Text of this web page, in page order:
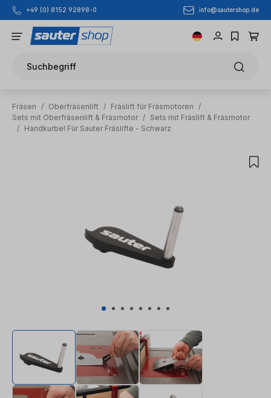
Zum Hauptinhalt springen
+49 (0) 8152 92898-0 info@sautershop.de
Suchbegriff
Fräsen / Oberfräsenlift / Fräslift für Fräsmotoren
/
Sets mit Oberfräsenlift & Fräsmotor / Sets mit Fräslift & Fräsmotor
/ Handkurbel Für Sauter Fräslifte - Schwarz